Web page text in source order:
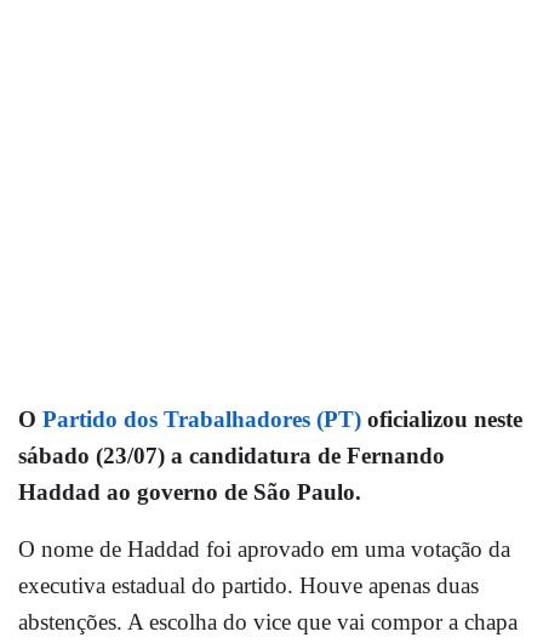
O Partido dos Trabalhadores (PT) oficializou neste
sábado (23/07) a candidatura de Fernando
Haddad ao governo de São Paulo.
O nome de Haddad foi aprovado em uma votação da
executiva estadual do partido. Houve apenas duas
abstenções. A escolha do vice que vai compor a chapa